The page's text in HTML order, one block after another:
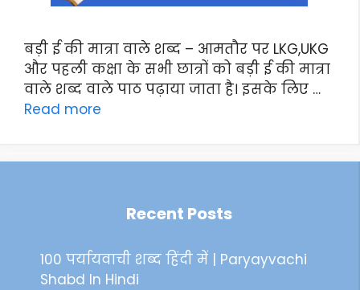
बड़ी ई की मात्रा वाले शब्द – आमतौर पर LKG,UKG
और पहली कक्षा के सभी छात्रों को बड़ी ई की मात्रा
वाले शब्द वाले पाठ पढ़ाया जाता है। इसके लिए …
Read more
Recent Posts
100 पर्यायवाची शब्द हिंदी में | Paryayvachi
Shabd In Hindi